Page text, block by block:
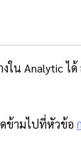
ใน Analytic ไ
ดข้ามไปที่หัวข้อ